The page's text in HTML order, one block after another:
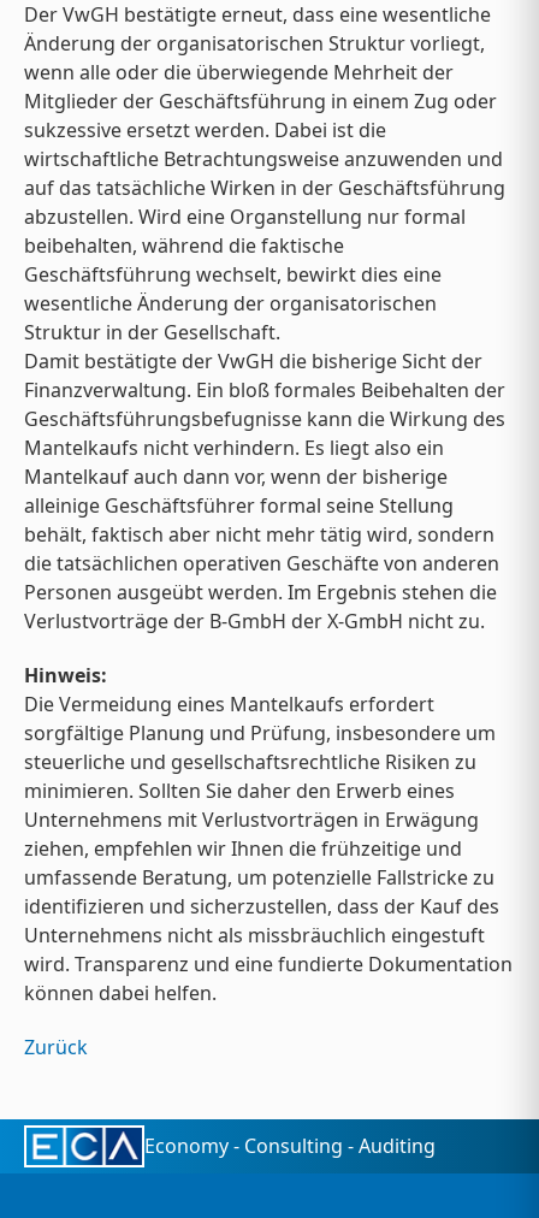
Der VwGH bestätigte erneut, dass eine wesentliche
Änderung der organisatorischen Struktur vorliegt,
wenn alle oder die überwiegende Mehrheit der
Mitglieder der Geschäftsführung in einem Zug oder
sukzessive ersetzt werden. Dabei ist die
wirtschaftliche Betrachtungsweise anzuwenden und
auf das tatsächliche Wirken in der Geschäftsführung
abzustellen. Wird eine Organstellung nur formal
beibehalten, während die faktische
Geschäftsführung wechselt, bewirkt dies eine
wesentliche Änderung der organisatorischen
Struktur in der Gesellschaft.
Damit bestätigte der VwGH die bisherige Sicht der
Finanzverwaltung. Ein bloß formales Beibehalten der
Geschäftsführungsbefugnisse kann die Wirkung des
Mantelkaufs nicht verhindern. Es liegt also ein
Mantelkauf auch dann vor, wenn der bisherige
alleinige Geschäftsführer formal seine Stellung
behält, faktisch aber nicht mehr tätig wird, sondern
die tatsächlichen operativen Geschäfte von anderen
Personen ausgeübt werden. Im Ergebnis stehen die
Verlustvorträge der B-GmbH der X-GmbH nicht zu.
Hinweis:
Die Vermeidung eines Mantelkaufs erfordert
sorgfältige Planung und Prüfung, insbesondere um
steuerliche und gesellschaftsrechtliche Risiken zu
minimieren. Sollten Sie daher den Erwerb eines
Unternehmens mit Verlustvorträgen in Erwägung
ziehen, empfehlen wir Ihnen die frühzeitige und
umfassende Beratung, um potenzielle Fallstricke zu
identifizieren und sicherzustellen, dass der Kauf des
Unternehmens nicht als missbräuchlich eingestuft
wird. Transparenz und eine fundierte Dokumentation
können dabei helfen.
Zurück
Economy - Consulting - Auditing